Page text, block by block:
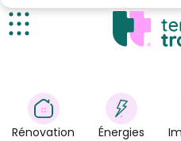
Énergies
Rénovation Énergies
Comprendre les différents
relevage
Tenir compte des aspects
environnementaux